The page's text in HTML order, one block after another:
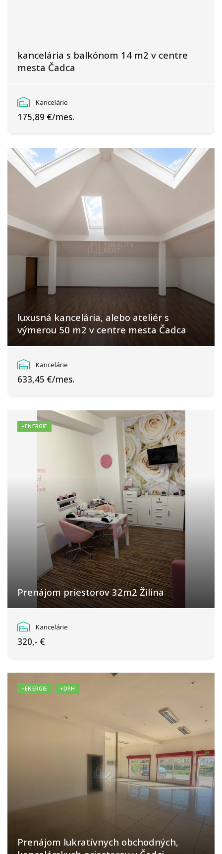
kancelária s balkónom 14 m2 v centre
mesta Čadca
Kancelárie
175,89 €/mes.
luxusná kancelária, alebo ateliér s
výmerou 50 m2 v centre mesta Čadca
Kancelárie
633,45 €/mes.
+ENERGIE
Prenájom priestorov 32m2 Žilina
Kancelárie
320,- €
+ENERGIE +DPH
Prenájom lukratívnych obchodných,